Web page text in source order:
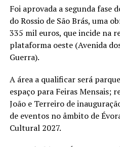
Foi aprovada a segunda fase
do Rossio de São Brás, uma
335 mil euros, que incide na
plataforma oeste (Avenida
Guerra).
A área a qualificar será
espaço para Feiras Mensais;
João e Terreiro de
de eventos no âmbito de
Cultural 2027.